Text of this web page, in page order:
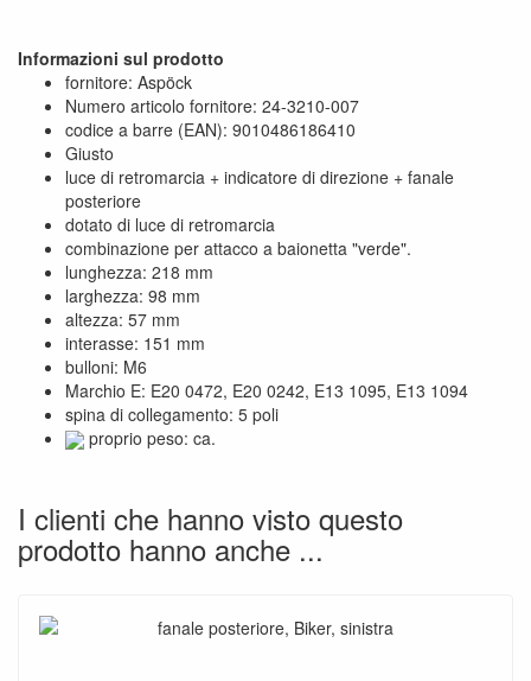
Informazioni sul prodotto
fornitore: Aspöck
Numero articolo fornitore: 24-3210-007
codice a barre (EAN): 9010486186410
Giusto
luce di retromarcia + indicatore di direzione + fanale
posteriore
dotato di luce di retromarcia
combinazione per attacco a baionetta "verde".
lunghezza: 218 mm
larghezza: 98 mm
altezza: 57 mm
interasse: 151 mm
bulloni: M6
Marchio E: E20 0472, E20 0242, E13 1095, E13 1094
spina di collegamento: 5 poli
proprio peso: ca.
I clienti che hanno visto questo
prodotto hanno anche ...